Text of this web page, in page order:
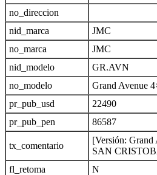
no_direccion
nid_marca
JMC
no_marca
JMC
nid_modelo
GR.AVN
no_modelo
Grand Avenue
pr_pub_usd
22490
pr_pub_pen
86587
tx_comentario
[Versión:
SAN
fl_retoma
N